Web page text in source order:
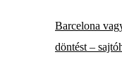
Barcelona
döntést –